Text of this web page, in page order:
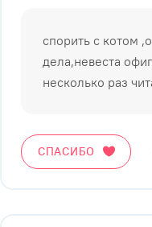
спорить с котом
дела,невеста
несколько раз
СПАСИБО